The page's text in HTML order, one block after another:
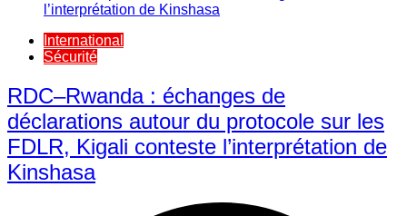
International
Sécurité
RDC–Rwanda : échanges de
déclarations autour du protocole sur les
FDLR, Kigali conteste l’interprétation de
Kinshasa